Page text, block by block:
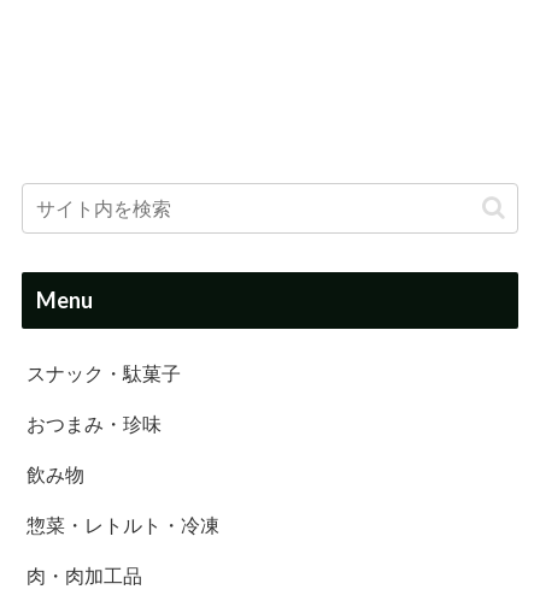
Menu
スナック・駄菓子
おつまみ・珍味
飲み物
惣菜・レトルト・冷凍
肉・肉加工品